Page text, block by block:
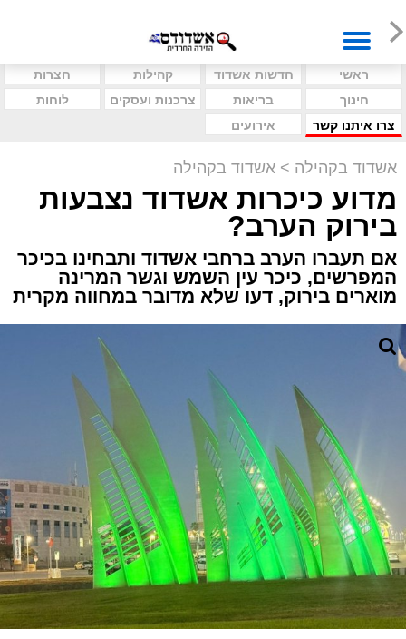
ראשי חדשות אשדוד קהילות
חצרות
חינוך
בריאות צרכנות ועסקים
לוחות
צרו איתנו קשר
אירועים
אשדוד בקהילה > אשדוד בקהילה
מדוע כיכרות אשדוד נצבעות
בירוק הערב?
אם תעברו הערב ברחבי אשדוד ותבחינו בכיכר
המפרשים, כיכר עין השמש וגשר המרינה
מוארים בירוק, דעו שלא מדובר במחווה מקרית